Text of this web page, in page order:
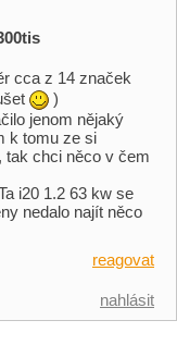
cca z 14 značek
)
jenom nějaký
k tomu ze si
tak chci něco v čem
i20 1.2 63 kw se
nedalo najít něco
reagovat
nahlásit